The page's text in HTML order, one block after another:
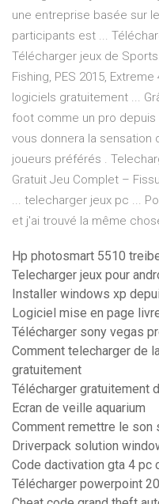
une entreprise basée sur
participants est ...
Télécharger jeux de Sports:
Fishing, PES 2015,
logiciels gratuitement ...
foot comme un pro depuis
vous donnera la sensation
joueurs préférés .
Gratuit Jeu Complet –
... telecharger jeux pc ...
et j'ai trouvé la même
Hp photosmart 5510
Telecharger jeux pour
Installer windows xp
Logiciel mise en page
Télécharger sony vegas
Comment telecharger de
gratuitement
Télécharger gratuitement
Ecran de veille aquarium
Comment remettre le son
Driverpack solution
Code dactivation gta 4 pc
Télécharger powerpoint